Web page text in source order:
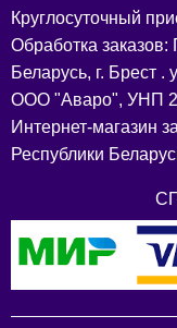
Круглосуточный
Обработка
Беларусь, г. Брест .
ООО "Аваро", УНП
Интернет-магазин
Республики